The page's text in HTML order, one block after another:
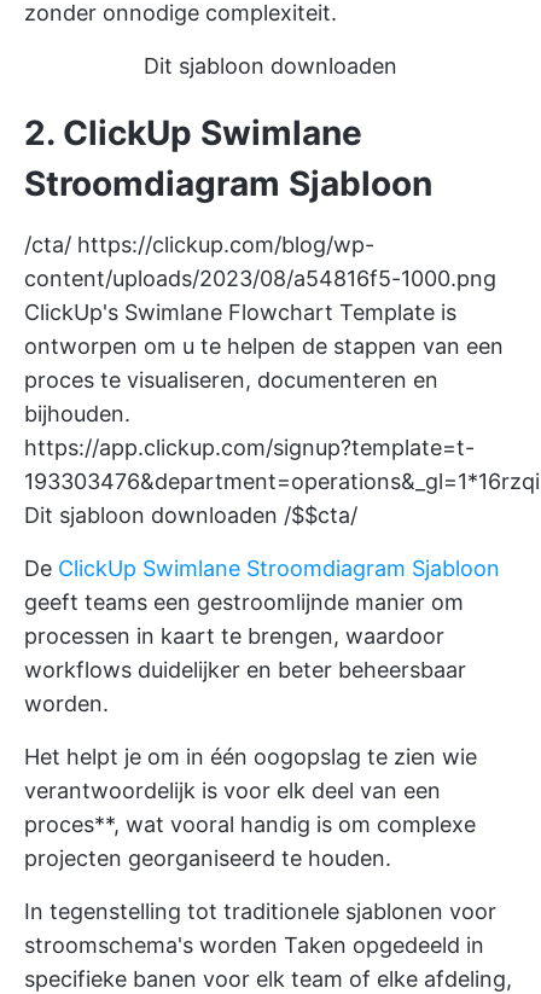
zonder onnodige complexiteit.
Dit sjabloon downloaden
2. ClickUp Swimlane
Stroomdiagram Sjabloon
/cta/ https://clickup.com/blog/wp-
content/uploads/2023/08/a54816f5-1000.png
ClickUp's Swimlane Flowchart Template is
ontworpen om u te helpen de stappen van een
proces te visualiseren, documenteren en
bijhouden.
https://app.clickup.com/signup?template=t-
Dit sjabloon downloaden /$$cta/
De ClickUp Swimlane Stroomdiagram Sjabloon
geeft teams een gestroomlijnde manier om
processen in kaart te brengen, waardoor
workflows duidelijker en beter beheersbaar
worden.
Het helpt je om in één oogopslag te zien wie
verantwoordelijk is voor elk deel van een
proces**, wat vooral handig is om complexe
projecten georganiseerd te houden.
In tegenstelling tot traditionele sjablonen voor
stroomschema's worden Taken opgedeeld in
specifieke banen voor elk team of elke afdeling,